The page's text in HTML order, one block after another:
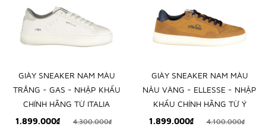
GIÀY SNEAKER NAM MÀU
TRẮNG - GAS - NHẬP KHẨU
CHÍNH HÃNG TỪ ITALIA
1.899.000₫
4.300.000₫
GIÀY SNEAKER NAM MÀU
NÂU VÀNG - ELLESSE - NHẬP
KHẨU CHÍNH HÃNG TỪ Ý
1.899.000₫
4.100.000₫